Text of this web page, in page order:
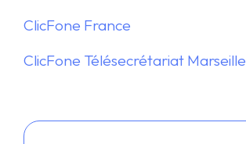
ClicFone France
ClicFone Télésecrétariat Marseille